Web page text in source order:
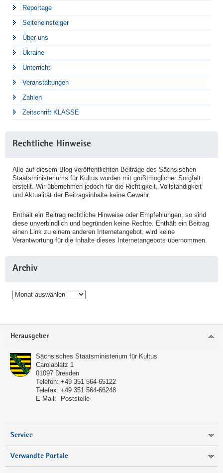
Reportage
Seiteneinsteiger
Über uns
Ukraine
Unterricht
Veranstaltungen
Zahlen
Zeitschrift KLASSE
Rechtliche Hinweise
Alle auf diesem Blog veröffentlichten Beiträge des Sächsischen
Staatsministeriums für Kultus wurden mit größtmöglicher Sorgfalt
erstellt. Wir übernehmen jedoch für die Richtigkeit, Vollständigkeit
und Aktualität der Beitragsinhalte keine Gewähr.
Enthält ein Beitrag rechtliche Hinweise oder Empfehlungen, so sind
diese unverbindlich und begründen keine Rechte. Enthält ein Beitrag
einen Link zu einem anderen Internetangebot, wird keine
Verantwortung für die Inhalte dieses Internetangebots übernommen.
Archiv
Archiv
Service
Herausgeber
Sächsisches Staatsministerium für Kultus
Carolaplatz 1
01097 Dresden
Telefon: +49 351 564-65122
Telefax: +49 351 564-66248
E-Mail:
Poststelle
Service
Verwandte Portale